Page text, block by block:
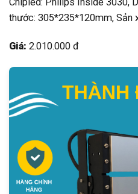
thước: 305*235*120mm, Sản
Giá: 2.010.000 đ